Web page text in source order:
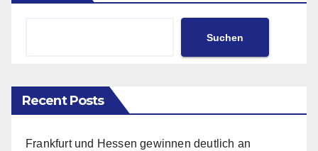
Suchen
Recent Posts
Frankfurt und Hessen gewinnen deutlich an